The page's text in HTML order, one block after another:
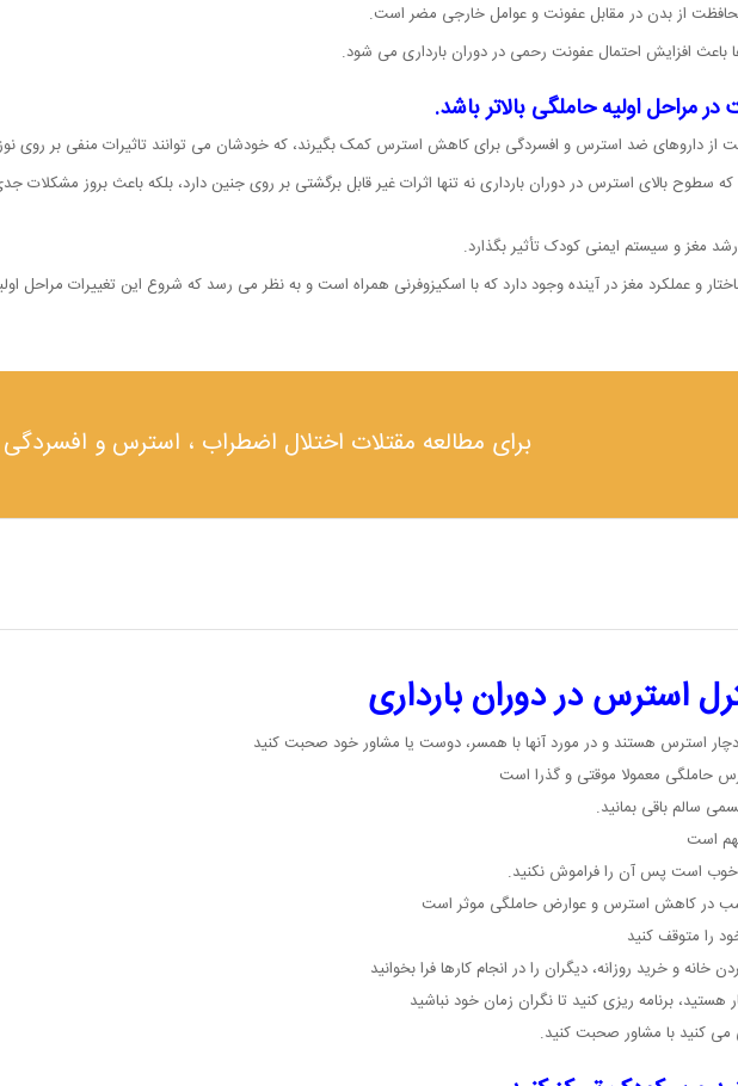
از بدن در مقابل عفونت و عوامل خارجی مضر است.
باعث افزایش احتمال عفونت رحمی در دوران بارداری می شود.
مراحل اولیه حاملگی بالاتر باشد.
از داروهای ضد استرس و افسردگی برای کاهش استرس کمک بگیرند، که خودشان می توانند تاثیرات منفی بر روی
سطوح بالای استرس در دوران بارداری نه تنها اثرات غیر قابل برگشتی بر روی جنین دارد، بلکه باعث بروز
مغز و سیستم ایمنی کودک تأثیر بگذارد.
و عملکرد مغز در آینده وجود دارد که با اسکیزوفرنی همراه است و به نظر می رسد که شروع این تغییرات مراحل
برای مطالعه مقتلات اختلال اضطراب ، استرس و افسردگی
استرس در دوران بارداری
استرس هستند و در مورد آنها با همسر، دوست یا مشاور خود صحبت کنید
حاملگی معمولا موقتی و گذرا است
سالم باقی بمانید.
است
خوب است پس آن را فراموش نکنید.
در کاهش استرس و عوارض حاملگی موثر است
را متوقف کنید
خانه و خرید روزانه، دیگران را در انجام کارها فرا بخوانید
هستید، برنامه ریزی کنید تا نگران زمان خود نباشید
کنید با مشاور صحبت کنید.